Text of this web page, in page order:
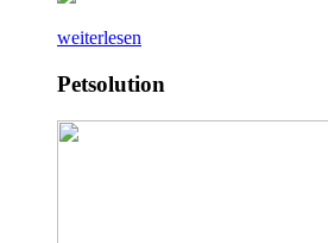
weiterlesen
Petsolution